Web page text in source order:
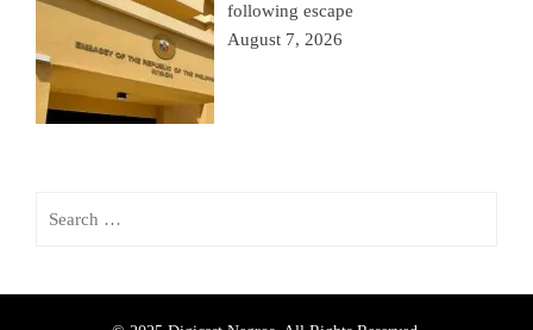
following escape
August 7, 2026